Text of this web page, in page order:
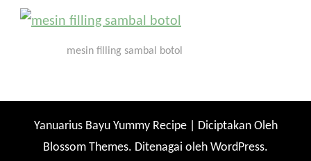
mesin filling sambal botol
Yanuarius BayuYummy Recipe | Diciptakan Oleh
Blossom Themes. Ditenagai olehWordPress.